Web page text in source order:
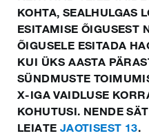
KOHTA, SEALHULGAS
ESITAMISE ÕIGUSEST
ÕIGUSELE ESITADA
KUI ÜKS AASTA
SÜNDMUSTE
X-IGA VAIDLUSE
KOHUTUSI. NENDE
LEIATE JAOTISEST 13.
Suomi
Gaeilge
Hrvatski